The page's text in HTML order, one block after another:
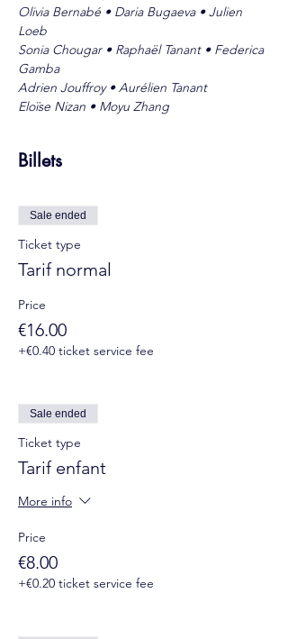
Olivia Bernabé • Daria Bugaeva • Julien
Loeb
Sonia Chougar • Raphaël Tanant • Federica
Gamba
Adrien Jouffroy • Aurélien Tanant
Eloïse Nizan • Moyu Zhang
Billets
Sale ended
Ticket type
Tarif normal
Price
€16.00
+€0.40 ticket service fee
Sale ended
Ticket type
Tarif enfant
More info
Price
€8.00
+€0.20 ticket service fee